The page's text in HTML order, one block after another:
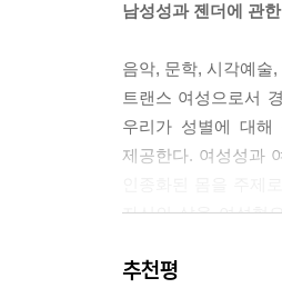
남성성과 젠더에 관
음악, 문학, 시각예술
트랜스 여성으로서
우리가 성별에 대
제공한다. 여성성과
자신의 삶을 여성혐
추천평